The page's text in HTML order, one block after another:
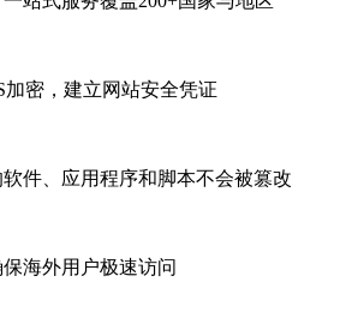
密，建立网站安全凭证
件、应用程序和脚本不会被篡改
海外用户极速访问